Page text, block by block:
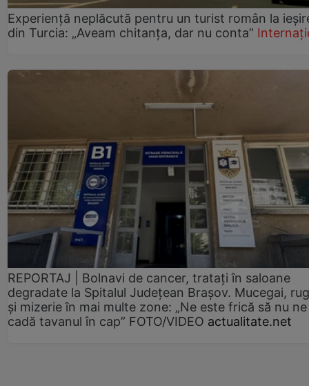
Experiență neplăcută pentru un turist român la
din Turcia: „Aveam chitanța, dar nu conta”
REPORTAJ | Bolnavi de cancer, tratați în saloane
degradate la Spitalul Județean Brașov. Mucegai,
și mizerie în mai multe zone: „Ne este frică să nu ne
cadă tavanul în cap” FOTO/VIDEO actualitate.net